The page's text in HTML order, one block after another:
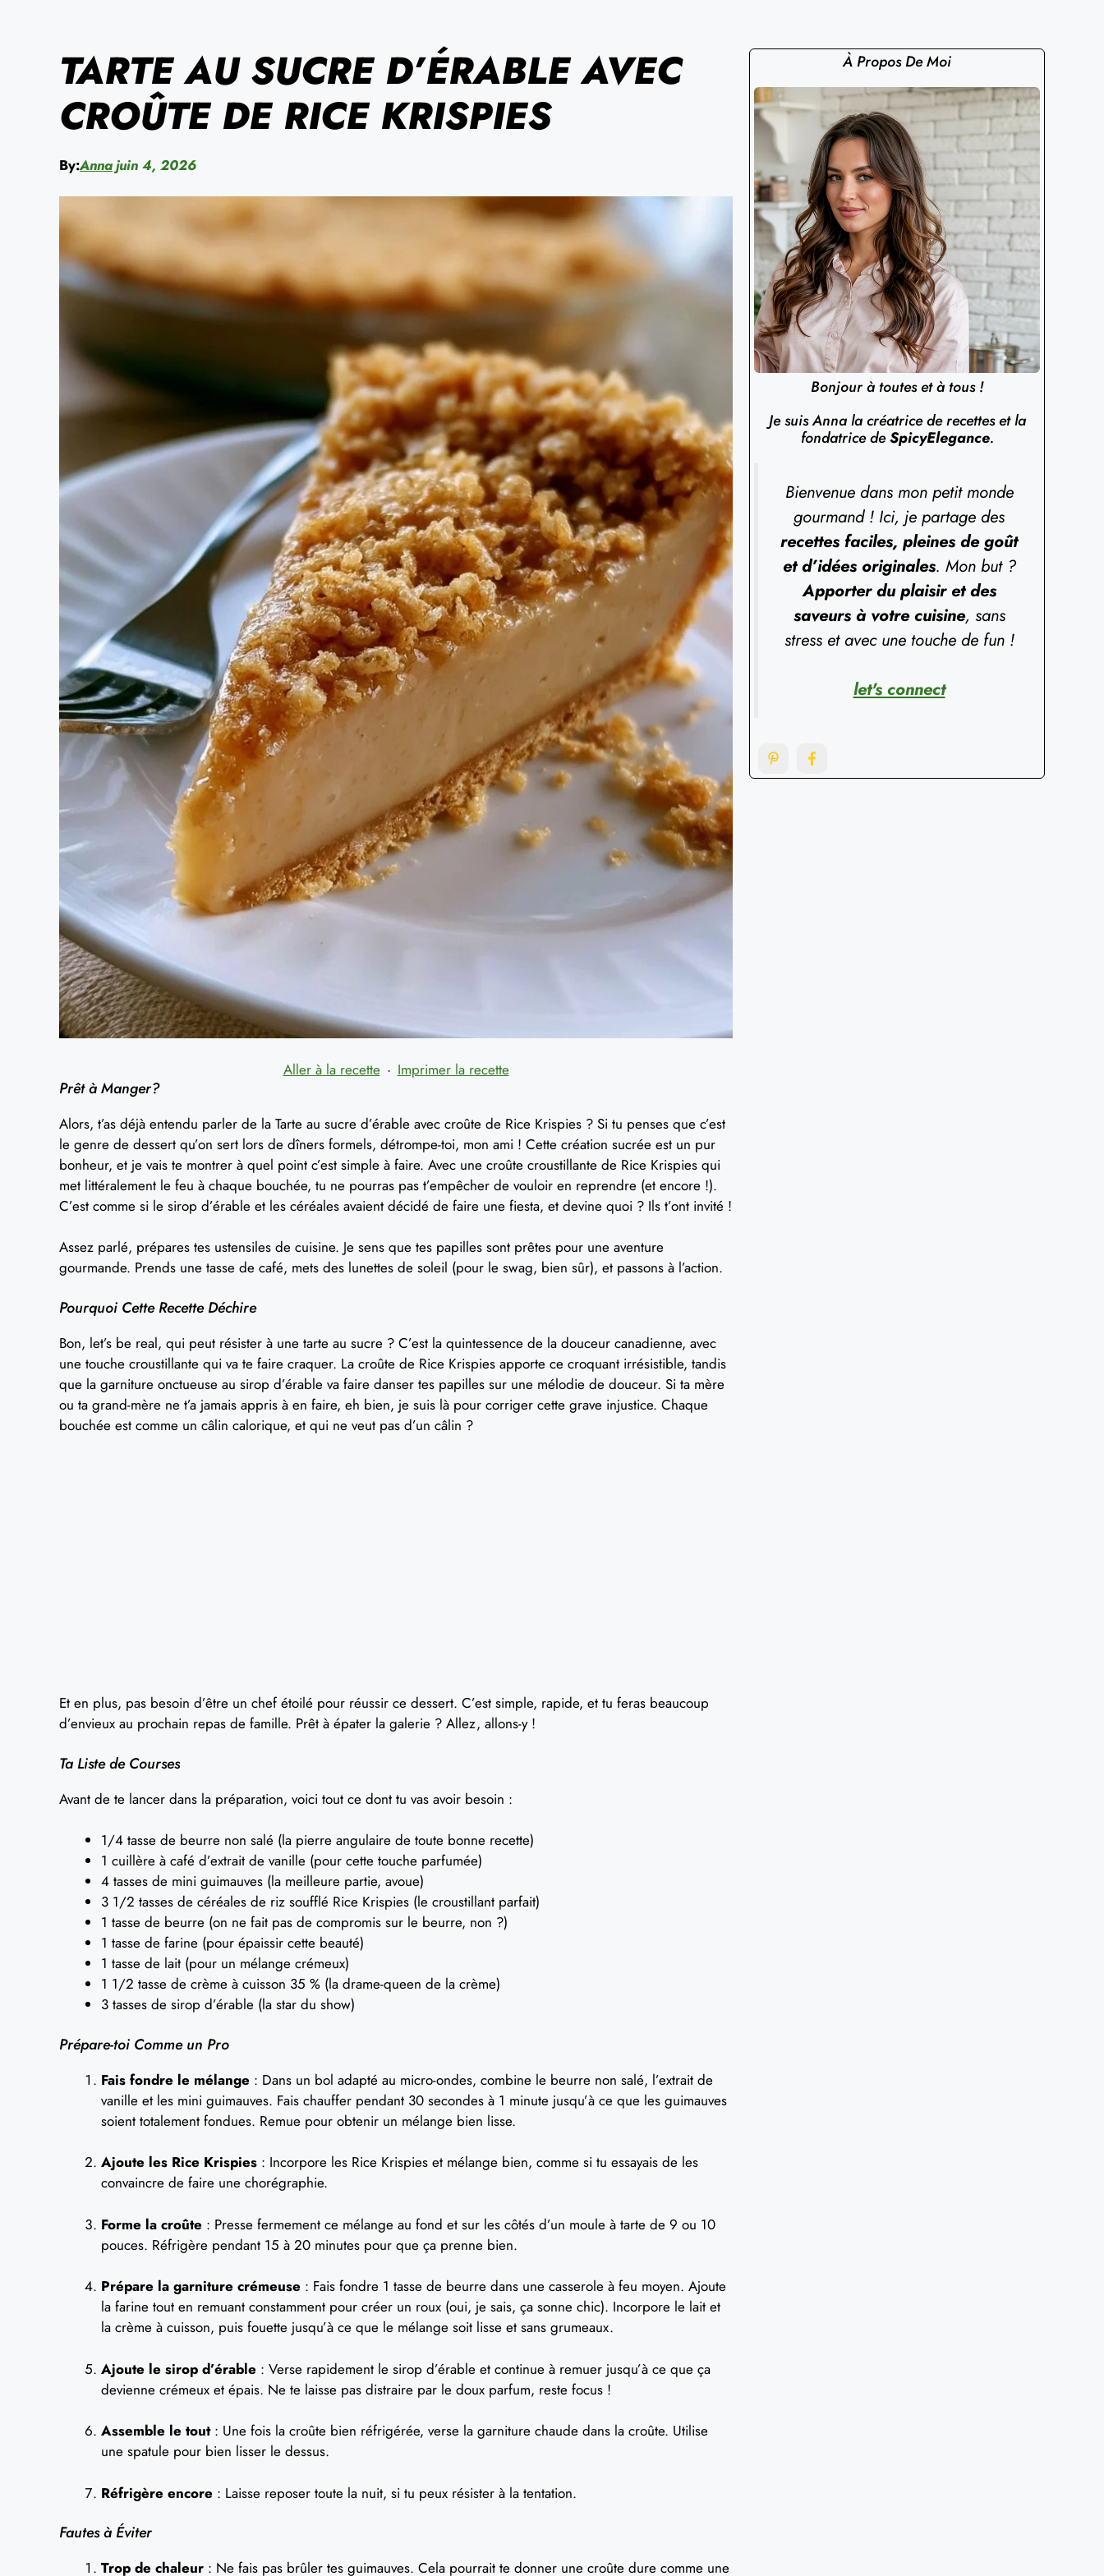
TARTE AU SUCRE D’ÉRABLE AVEC
CROÛTE DE RICE KRISPIES
By:Annajuin 4, 2026
Aller à la recette · Imprimer la recette
Prêt à Manger?
Alors, t’as déjà entendu parler de la Tarte au sucre d’érable avec croûte de Rice Krispies ? Si tu penses que c’est
le genre de dessert qu’on sert lors de dîners formels, détrompe-toi, mon ami ! Cette création sucrée est un pur
bonheur, et je vais te montrer à quel point c’est simple à faire. Avec une croûte croustillante de Rice Krispies qui
met littéralement le feu à chaque bouchée, tu ne pourras pas t’empêcher de vouloir en reprendre (et encore !).
C’est comme si le sirop d’érable et les céréales avaient décidé de faire une fiesta, et devine quoi ? Ils t’ont invité !
Assez parlé, prépares tes ustensiles de cuisine. Je sens que tes papilles sont prêtes pour une aventure
gourmande. Prends une tasse de café, mets des lunettes de soleil (pour le swag, bien sûr), et passons à l’action.
Pourquoi Cette Recette Déchire
Bon, let’s be real, qui peut résister à une tarte au sucre ? C’est la quintessence de la douceur canadienne, avec
une touche croustillante qui va te faire craquer. La croûte de Rice Krispies apporte ce croquant irrésistible, tandis
que la garniture onctueuse au sirop d’érable va faire danser tes papilles sur une mélodie de douceur. Si ta mère
ou ta grand-mère ne t’a jamais appris à en faire, eh bien, je suis là pour corriger cette grave injustice. Chaque
bouchée est comme un câlin calorique, et qui ne veut pas d’un câlin ?
Et en plus, pas besoin d’être un chef étoilé pour réussir ce dessert. C’est simple, rapide, et tu feras beaucoup
d’envieux au prochain repas de famille. Prêt à épater la galerie ? Allez, allons-y !
Ta Liste de Courses
Avant de te lancer dans la préparation, voici tout ce dont tu vas avoir besoin :
1/4 tasse de beurre non salé (la pierre angulaire de toute bonne recette)
1 cuillère à café d’extrait de vanille (pour cette touche parfumée)
4 tasses de mini guimauves (la meilleure partie, avoue)
3 1/2 tasses de céréales de riz soufflé Rice Krispies (le croustillant parfait)
1 tasse de beurre (on ne fait pas de compromis sur le beurre, non ?)
1 tasse de farine (pour épaissir cette beauté)
1 tasse de lait (pour un mélange crémeux)
1 1/2 tasse de crème à cuisson 35 % (la drame-queen de la crème)
3 tasses de sirop d’érable (la star du show)
Prépare-toi Comme un Pro
Fais fondre le mélange : Dans un bol adapté au micro-ondes, combine le beurre non salé, l’extrait de
vanille et les mini guimauves. Fais chauffer pendant 30 secondes à 1 minute jusqu’à ce que les guimauves
soient totalement fondues. Remue pour obtenir un mélange bien lisse.
Ajoute les Rice Krispies : Incorpore les Rice Krispies et mélange bien, comme si tu essayais de les
convaincre de faire une chorégraphie.
Forme la croûte : Presse fermement ce mélange au fond et sur les côtés d’un moule à tarte de 9 ou 10
pouces. Réfrigère pendant 15 à 20 minutes pour que ça prenne bien.
Prépare la garniture crémeuse : Fais fondre 1 tasse de beurre dans une casserole à feu moyen. Ajoute
la farine tout en remuant constamment pour créer un roux (oui, je sais, ça sonne chic). Incorpore le lait et
la crème à cuisson, puis fouette jusqu’à ce que le mélange soit lisse et sans grumeaux.
Ajoute le sirop d’érable : Verse rapidement le sirop d’érable et continue à remuer jusqu’à ce que ça
devienne crémeux et épais. Ne te laisse pas distraire par le doux parfum, reste focus !
Assemble le tout: Une fois la croûte bien réfrigérée, verse la garniture chaude dans la croûte. Utilise
une spatule pour bien lisser le dessus.
Réfrigère encore : Laisse reposer toute la nuit, si tu peux résister à la tentation.
Fautes à Éviter
Trop de chaleur : Ne fais pas brûler tes guimauves. Cela pourrait te donner une croûte dure comme une
À Propos De Moi
Bonjour à toutes et à tous !
Je suis Anna la créatrice de recettes et la
fondatrice deSpicyElegance.
Bienvenue dans mon petit monde
gourmand ! Ici, je partage des
recettes faciles, pleines de goût
et d’idées originales. Mon but ?
Apporter du plaisir et des
saveurs à votre cuisine, sans
stress et avec une touche de fun !
let's connect